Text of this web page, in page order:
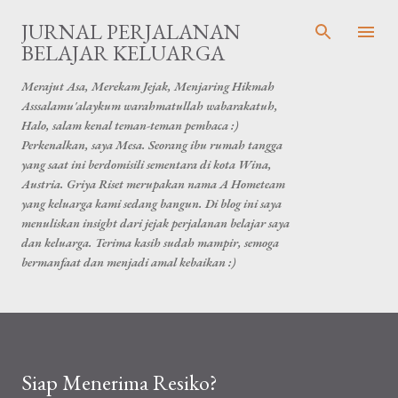
Skip to main content
JURNAL PERJALANAN
BELAJAR KELUARGA
Merajut Asa, Merekam Jejak, Menjaring Hikmah
Asssalamu'alaykum warahmatullah wabarakatuh,
Halo, salam kenal teman-teman pembaca :)
Perkenalkan, saya Mesa. Seorang ibu rumah tangga
yang saat ini berdomisili sementara di kota Wina,
Austria. Griya Riset merupakan nama A Hometeam
yang keluarga kami sedang bangun. Di blog ini saya
menuliskan insight dari jejak perjalanan belajar saya
dan keluarga. Terima kasih sudah mampir, semoga
bermanfaat dan menjadi amal kebaikan :)
Siap Menerima Resiko?